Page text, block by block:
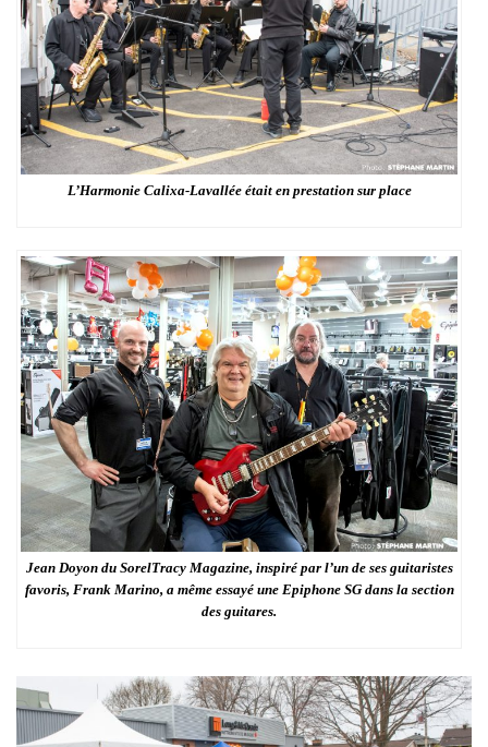
L’Harmonie Calixa-Lavallée était en prestation sur place
Jean Doyon du SorelTracy Magazine, inspiré par l’un de ses guitaristes
favoris, Frank Marino, a même essayé une Epiphone SG dans la section
des guitares.